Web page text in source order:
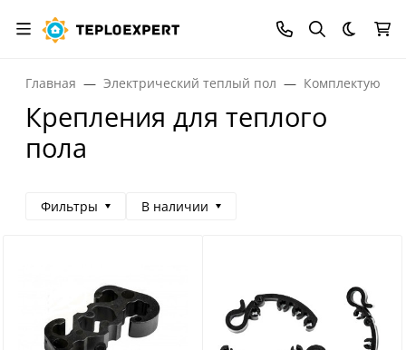
Темная
Главная Электрический теплый пол
Крепления для теплого
пола
Фильтры В наличии